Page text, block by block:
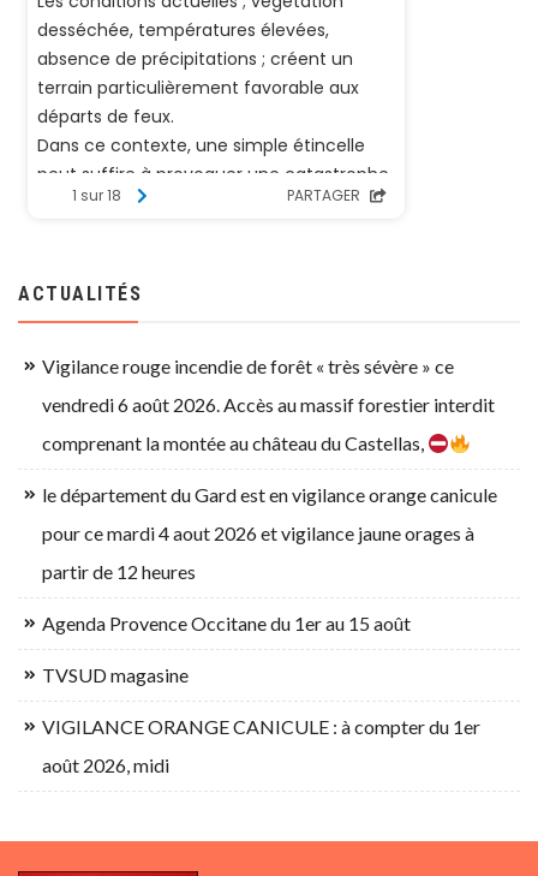
ACTUALITÉS
Vigilance rouge incendie de forêt « très sévère » ce
vendredi 6 août 2026. Accès au massif forestier interdit
comprenant la montée au château du Castellas,
le département du Gard est en vigilance orange canicule
pour ce mardi 4 aout 2026 et vigilance jaune orages à
partir de 12 heures
Agenda Provence Occitane du 1er au 15 août
TVSUD magasine
VIGILANCE ORANGE CANICULE : à compter du 1er
août 2026, midi